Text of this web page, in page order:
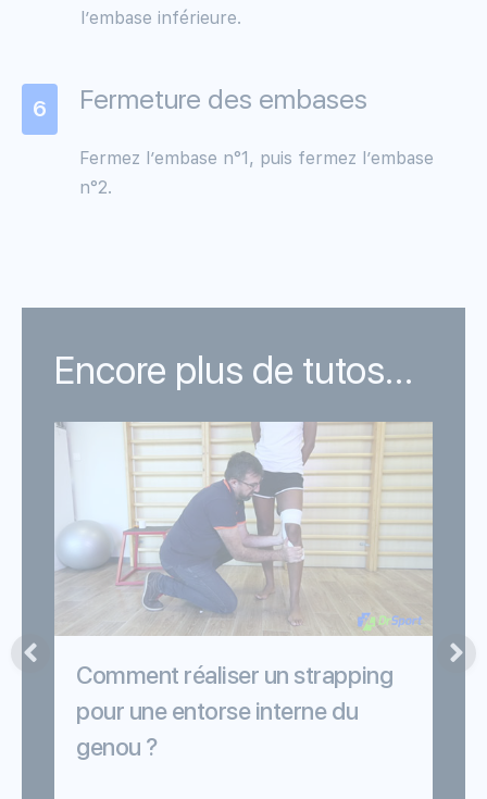
l’embase inférieure.
6 Fermeture des embases
Fermez l’embase n°1, puis fermez l’embase
n°2.
Encore plus de tutos...
Comment réaliser un strapping
pour une entorse interne du
genou ?